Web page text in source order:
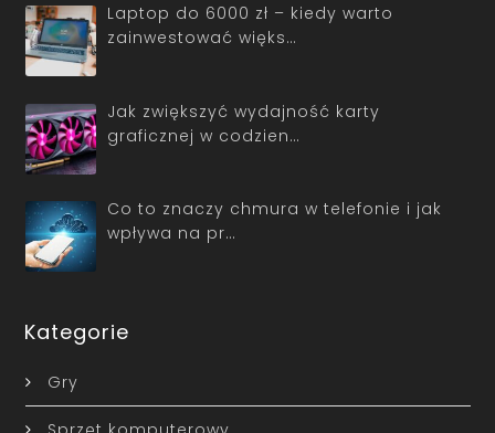
Laptop do 6000 zł – kiedy warto
zainwestować więks…
Jak zwiększyć wydajność karty
graficznej w codzien…
Co to znaczy chmura w telefonie i jak
wpływa na pr…
Kategorie
Gry